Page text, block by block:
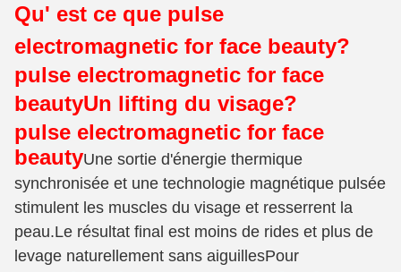
Qu' est ce que pulse
electromagnetic for face beauty?
pulse electromagnetic for face
beautyUn lifting du visage?
pulse electromagnetic for face
beautyUne sortie d'énergie thermique
synchronisée et une technologie magnétique pulsée
stimulent les muscles du visage et resserrent la
peau.Le résultat final est moins de rides et plus de
levage naturellement sans aiguillesPour